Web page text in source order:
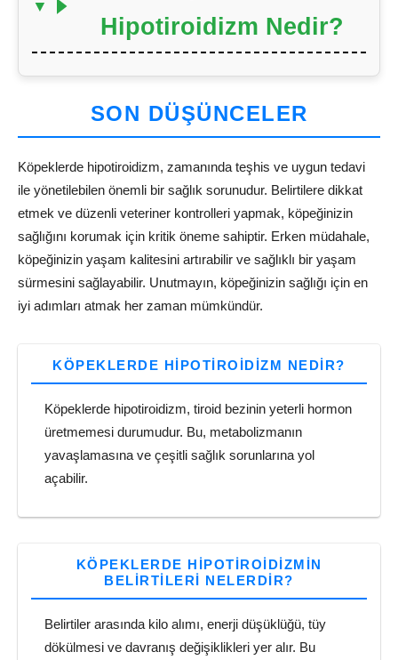
Hipotiroidizm Nedir?
SON DÜŞÜNCELER
Köpeklerde hipotiroidizm, zamanında teşhis ve uygun tedavi
ile yönetilebilen önemli bir sağlık sorunudur. Belirtilere dikkat
etmek ve düzenli veteriner kontrolleri yapmak, köpeğinizin
sağlığını korumak için kritik öneme sahiptir. Erken müdahale,
köpeğinizin yaşam kalitesini artırabilir ve sağlıklı bir yaşam
sürmesini sağlayabilir. Unutmayın, köpeğinizin sağlığı için en
iyi adımları atmak her zaman mümkündür.
KÖPEKLERDE HIPOTIROIDIZM NEDIR?
Köpeklerde hipotiroidizm, tiroid bezinin yeterli hormon
üretmemesi durumudur. Bu, metabolizmanın
yavaşlamasına ve çeşitli sağlık sorunlarına yol
açabilir.
KÖPEKLERDE HIPOTIROIDIZMIN
BELIRTILERI NELERDIR?
Belirtiler arasında kilo alımı, enerji düşüklüğü, tüy
dökülmesi ve davranış değişiklikleri yer alır. Bu